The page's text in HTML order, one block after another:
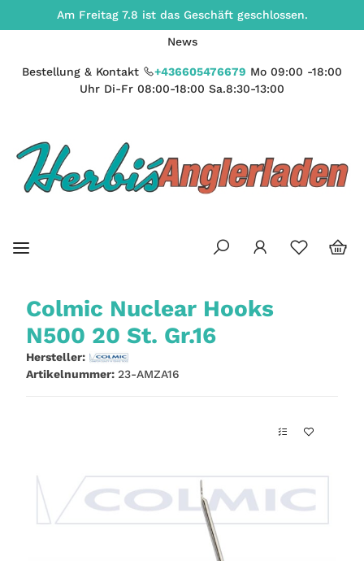
Am Freitag 7.8 ist das Geschäft geschlossen.
News
Bestellung & Kontakt +436605476679 Mo 09:00 -18:00
Uhr Di-Fr 08:00-18:00 Sa.8:30-13:00
Colmic Nuclear Hooks
N500 20 St. Gr.16
Hersteller:
Artikelnummer: 23-AMZA16